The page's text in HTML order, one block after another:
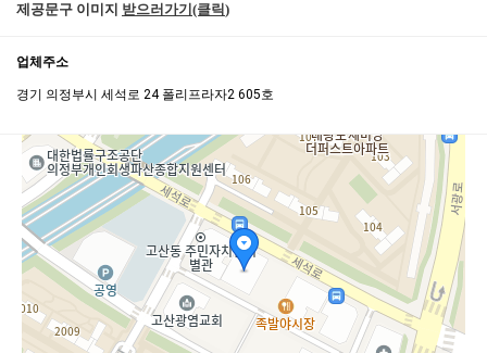
제공문구 이미지 받으러가기(클릭 )
업체주소
경기 의정부시 세석로 24 폴리프라자2 605호